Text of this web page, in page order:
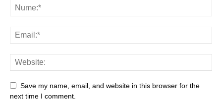
Save my name, email, and website in this browser for the
next time I comment.